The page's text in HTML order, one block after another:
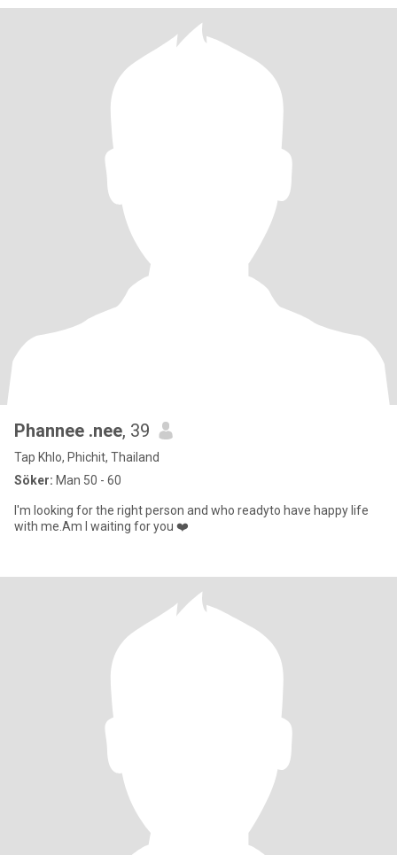
Phannee .nee, 39
Tap Khlo, Phichit, Thailand
Söker: Man 50 - 60
I'm looking for the right person and who readyto have happy life
with me.Am I waiting for you ❤️